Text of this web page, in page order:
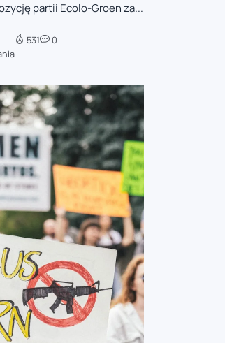
partii Ecolo-Groen za...
531 0